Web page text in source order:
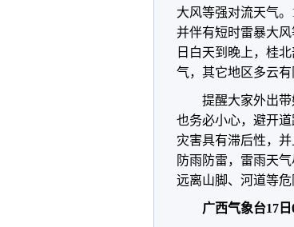
大风等强对流天气。
并伴有短时雷暴大
日白天到晚上，桂
气，其它地区多云有
提醒大家外出
也务必小心，避开道
灾害具有滞后性，
防雨防雷，雷雨天
远离山脚、河道等危
广西气象台17日